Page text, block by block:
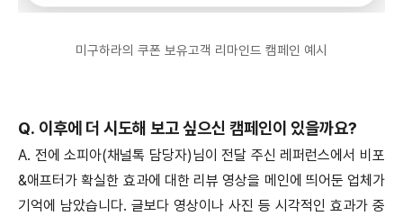
미구하라의 쿠폰 보유고객 리마인드 캠페인 예시
Q. 이후에 더 시도해 보고 싶으신 캠페인이 있을까요?
A. 전에 소피아(채널톡 담당자)님이 전달 주신 레퍼런스에서 비포
&애프터가 확실한 효과에 대한 리뷰 영상을 메인에 띄어둔 업체가
기억에 남았습니다. 글보다 영상이나 사진 등 시각적인 효과가 중